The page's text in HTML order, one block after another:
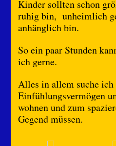
Kinder sollten schon
ruhig bin, unheimlich
anhänglich bin.
So ein paar Stunden
ich gerne.
Alles in allem suche
Einfühlungsvermögen
wohnen und zum
Gegend müssen.